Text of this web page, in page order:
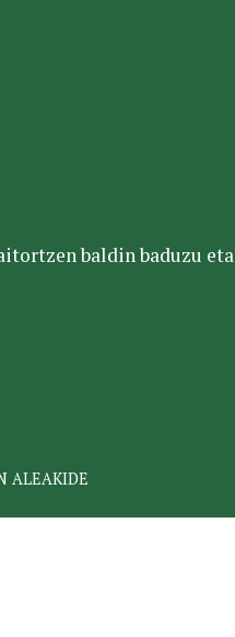
baldin baduzu eta
ALEAKIDE